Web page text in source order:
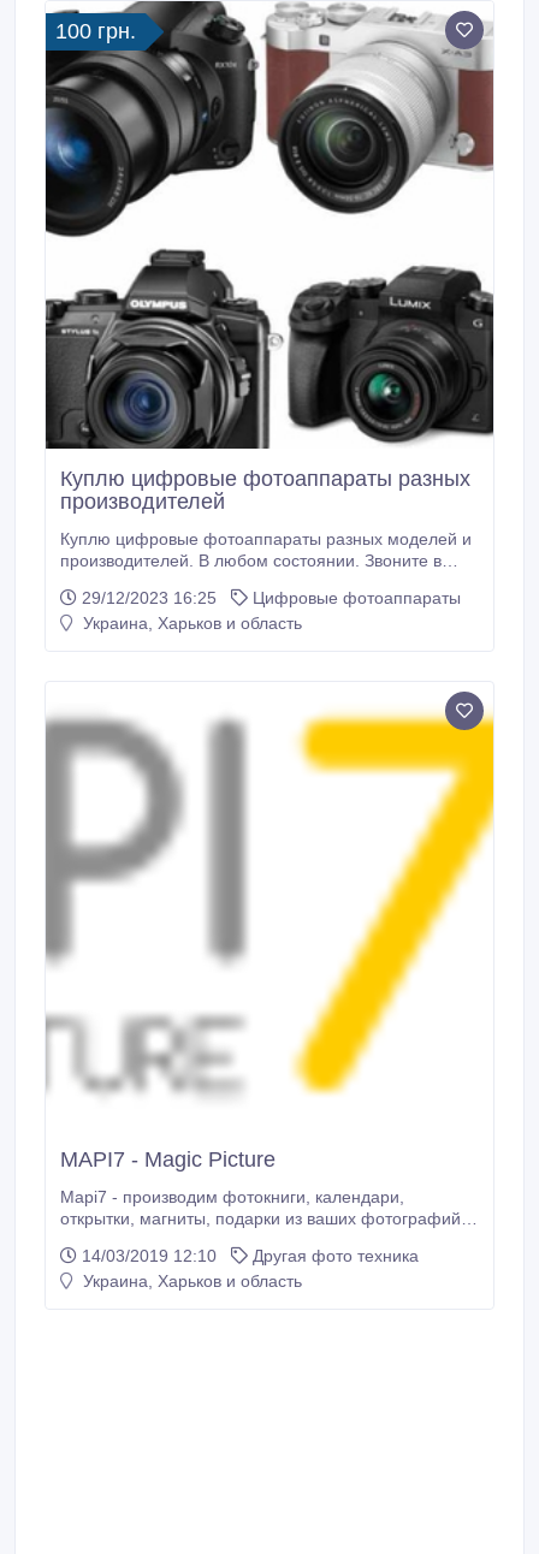
100 грн.
Куплю цифровые фотоаппараты разных
производителей
Куплю цифровые фотоаппараты разных моделей и
производителей. В любом состоянии. Звоните в
определимся в каждом отдельном случае. Могу
покупать оптом и в розницу..
29/12/2023 16:25
Цифровые фотоаппараты
Украина, Харьков и область
MAPI7 - Magic Picture
Mapi7 - производим фотокниги, календари,
открытки, магниты, подарки из ваших фотографий.
фотографий Производство фотокниг, открыток,
магнитов. Услуги для частных лиц сфере
14/03/2019 12:10
Другая фото техника
Украина, Харьков и область